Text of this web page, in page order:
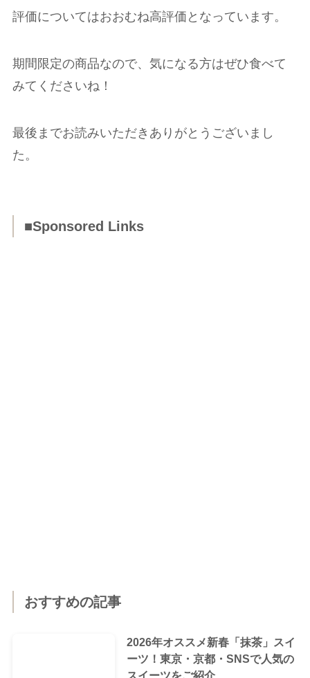
評価についてはおおむね高評価となっています。
期間限定の商品なので、気になる方はぜひ食べて
みてくださいね！
最後までお読みいただきありがとうございまし
た。
■Sponsored Links
おすすめの記事
2026年オススメ新春「抹茶」スイ
ーツ！東京・京都・SNSで人気の
スイーツをご紹介